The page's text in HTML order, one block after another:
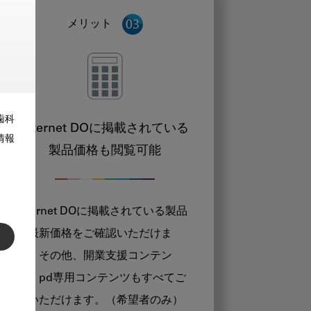
科
報
メリット
Internet DOに掲載されている
製品価格も閲覧可能
Internet DOに掲載されている製品
の最新価格をご確認いただけま
す。その他、開業支援コンテン
ツ、pd専用コンテンツもすべてご
覧いただけます。（希望者のみ）